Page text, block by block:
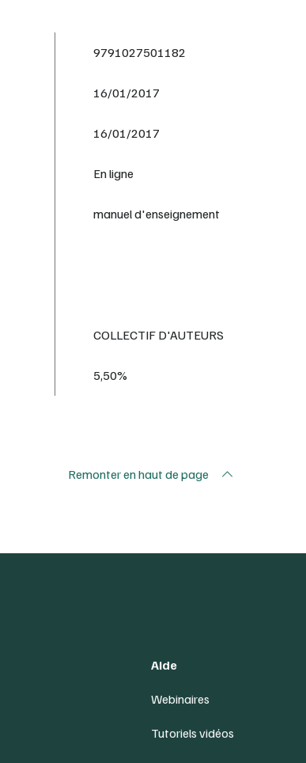
9791027501182
16/01/2017
16/01/2017
En ligne
manuel d'enseignement
COLLECTIF D'AUTEURS
5,50%
Remonter en haut de page
Aide
Webinaires
Tutoriels vidéos